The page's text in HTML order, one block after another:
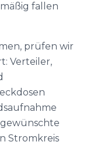
fallen
prüfen wir
Verteiler,
Stromkreis